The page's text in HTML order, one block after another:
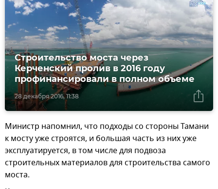
28 декабря 2016, 11:38
Строительство моста через
Керченский пролив в 2016 году
профинансировали в полном объеме
Министр напомнил, что подходы со стороны Тамани
к мосту уже строятся, и большая часть из них уже
эксплуатируется, в том числе для подвоза
строительных материалов для строительства самого
моста.